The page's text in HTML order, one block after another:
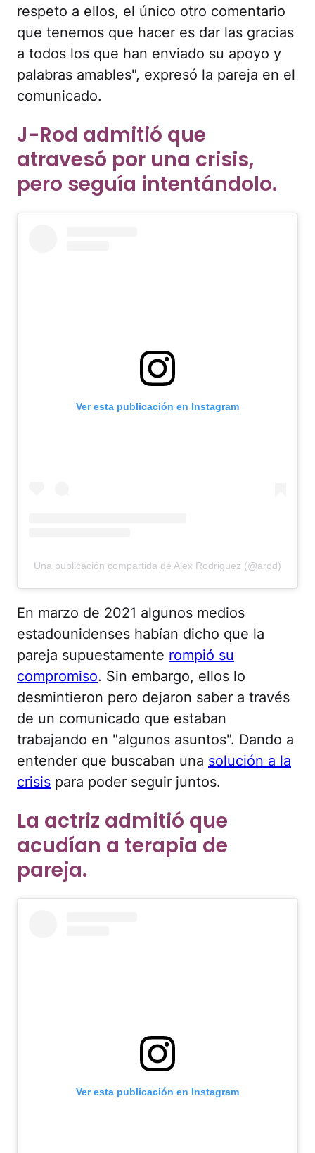
respeto a ellos, el único otro comentario
que tenemos que hacer es dar las gracias
a todos los que han enviado su apoyo y
palabras amables", expresó la pareja en el
comunicado.
J-Rod admitió que
atravesó por una crisis,
pero seguía intentándolo.
Ver esta publicación en Instagram
Una publicación compartida de Alex Rodriguez (@arod)
En marzo de 2021 algunos medios
estadounidenses habían dicho que la
pareja supuestamente rompió su
compromiso. Sin embargo, ellos lo
desmintieron pero dejaron saber a través
de un comunicado que estaban
trabajando en "algunos asuntos". Dando a
entender que buscaban una solución a la
crisis para poder seguir juntos.
La actriz admitió que
acudían a terapia de
pareja.
Ver esta publicación en Instagram